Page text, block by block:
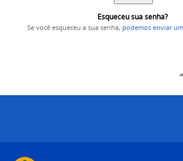
Esqueceu sua senha?
Se você esqueceu a sua senha, podemos enviar